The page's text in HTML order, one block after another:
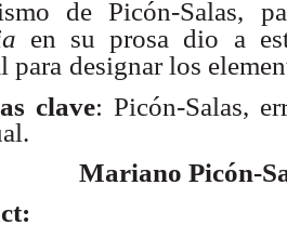
de Picón-Salas,
en su prosa dio a
para designar los
clave: Picón-Salas,
Mariano Picón-